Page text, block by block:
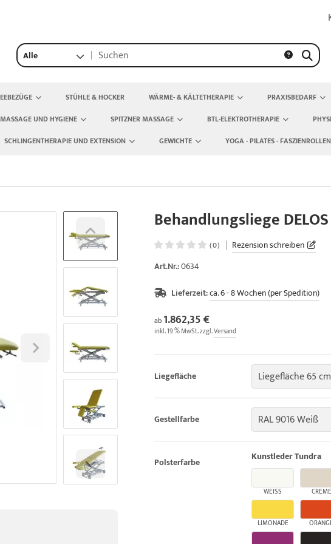
Alle
STÜHLE & HOCKER WÄRME- & KÄLTETHERAPIE PRAXISBEDARF
UND HYGIENE SPITZNER MASSAGE BTL-ELEKTROTHERAPIE
SCHLINGENTHERAPIE UND EXTENSION GEWICHTE YOGA - PILATES - FASZIENROLLEN
Behandlungsliege
(0) | Rezension schreiben
Art.Nr.:0634
Lieferzeit:ca. 6 - 8 Wochen (per Spedition)
ab 1.862,35 €
inkl. 19 % MwSt. zzgl.Versand
Liegefläche Liegefläche 65
Gestellfarbe RAL 9016 Weiß
Polsterfarbe Kunstleder Tundra
WEISS CREME
LIMONADE